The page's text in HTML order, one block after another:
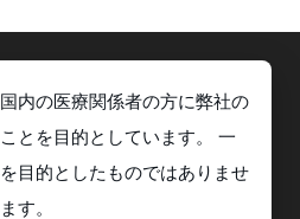
内の医療関係者の方に弊社の
とを目的としています。 一
目的としたものではありませ
す。
肢タイプとは
よって装着者の身体運動を支援する
そうとした時、脳から脊髄〜運動ニ